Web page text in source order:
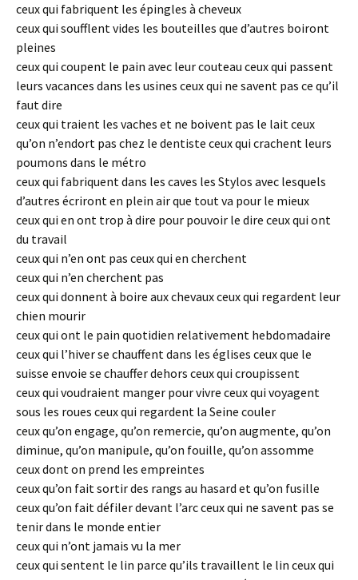
ceux qui fabriquent les épingles à cheveux
ceux qui soufflent vides les bouteilles que d’autres boiront
pleines
ceux qui coupent le pain avec leur couteau ceux qui passent
leurs vacances dans les usines ceux qui ne savent pas ce qu’il
faut dire
ceux qui traient les vaches et ne boivent pas le lait ceux
qu’on n’endort pas chez le dentiste ceux qui crachent leurs
poumons dans le métro
ceux qui fabriquent dans les caves les Stylos avec lesquels
d’autres écriront en plein air que tout va pour le mieux
ceux qui en ont trop à dire pour pouvoir le dire ceux qui ont
du travail
ceux qui n’en ont pas ceux qui en cherchent
ceux qui n’en cherchent pas
ceux qui donnent à boire aux chevaux ceux qui regardent leur
chien mourir
ceux qui ont le pain quotidien relativement hebdomadaire
ceux qui l’hiver se chauffent dans les églises ceux que le
suisse envoie se chauffer dehors ceux qui croupissent
ceux qui voudraient manger pour vivre ceux qui voyagent
sous les roues ceux qui regardent la Seine couler
ceux qu’on engage, qu’on remercie, qu’on augmente, qu’on
diminue, qu’on manipule, qu’on fouille, qu’on assomme
ceux dont on prend les empreintes
ceux qu’on fait sortir des rangs au hasard et qu’on fusille
ceux qu’on fait défiler devant l’arc ceux qui ne savent pas se
tenir dans le monde entier
ceux qui n’ont jamais vu la mer
ceux qui sentent le lin parce qu’ils travaillent le lin ceux qui